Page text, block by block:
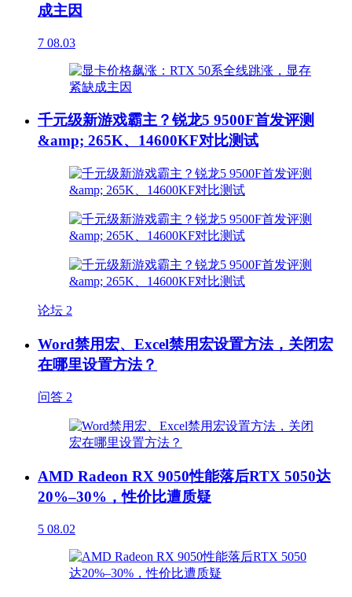
成主因
7 08.03
千元级新游戏霸主？锐龙5 9500F首发评测
&amp; 265K、14600KF对比测试
论坛 2
Word禁用宏、Excel禁用宏设置方法，关闭宏
在哪里设置方法？
问答 2
AMD Radeon RX 9050性能落后RTX 5050达
20%–30%，性价比遭质疑
5 08.02